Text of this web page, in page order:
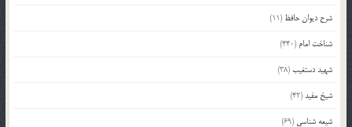
شرح دیوان حافظ (11)
شناخت امام (440)
شهید دستغیب(38)
شیخ مفید(42)
شیعه شناسی (69)